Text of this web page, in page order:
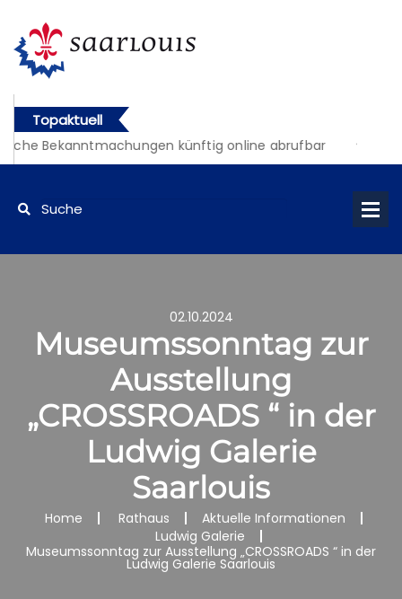
Topaktuell
Bekanntmachungen künftig online abrufbar
02.10.2024
Museumssonntag zur
Ausstellung
„CROSSROADS “ in der
Ludwig Galerie
Saarlouis
Home Rathaus
Aktuelle Informationen
Ludwig Galerie
Museumssonntag zur Ausstellung „CROSSROADS “ in der
Ludwig Galerie Saarlouis